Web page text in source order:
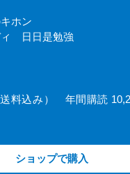
ホン
ィ 日日是勉強
料込み） 年間購読
ショップで購入